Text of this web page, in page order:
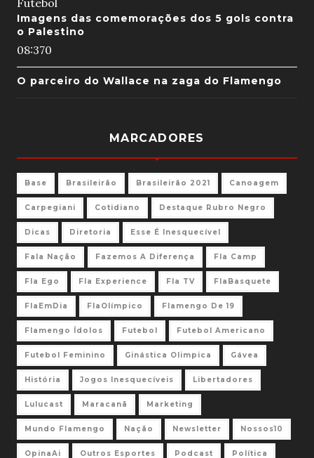
Futebol
Imagens das comemorações dos 5 gols contra
o Palestino
08:370
O parceiro do Wallace na zaga do Flamengo
MARCADORES
Base Brasileirão Brasileirão 2021 Canoagem
Carpegiani Cotidiano Destaque Rubro Negro
Dicas Diretoria Esse É Inesquecível
Fala Nação Fazemos A Diferença Fla Camp
Fla Ego Fla Experience Fla TV FlaBasquete
FlaEmDia FlaOlímpico Flamengo De 19
Flamengo Ídolos Futebol Futebol Americano
Futebol Feminino Ginástica Olimpica Gávea
História Jogos Inesquecíveis Libertadores
Lulucast Maracanã Marketing
Mundo Flamengo Nação Newsletter Nossos10
OpinaAi Outros Esportes Podcast Política